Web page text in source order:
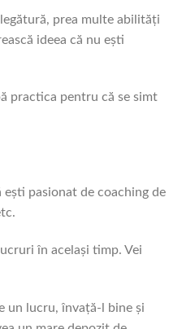
prea multe abilități
ideea că nu ești
practica pentru că se simt
pasionat de coaching de
în același timp. Vei
un lucru, învață-l bine și